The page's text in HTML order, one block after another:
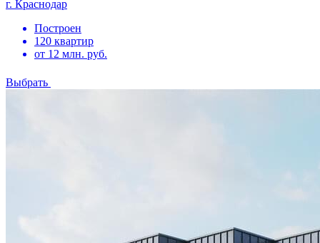
г. Краснодар
Построен
120 квартир
от 12 млн. руб.
Выбрать